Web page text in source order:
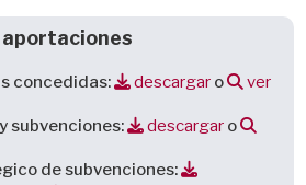
aportaciones
concedidas: descargar o
ver
subvenciones:
descargar o
de subvenciones: